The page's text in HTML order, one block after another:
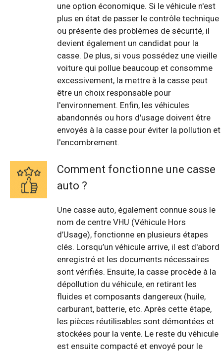
une option économique. Si le véhicule n'est
plus en état de passer le contrôle technique
ou présente des problèmes de sécurité, il
devient également un candidat pour la
casse. De plus, si vous possédez une vieille
voiture qui pollue beaucoup et consomme
excessivement, la mettre à la casse peut
être un choix responsable pour
l'environnement. Enfin, les véhicules
abandonnés ou hors d'usage doivent être
envoyés à la casse pour éviter la pollution et
l'encombrement.
Comment fonctionne une casse
auto ?
Une casse auto, également connue sous le
nom de centre VHU (Véhicule Hors
d’Usage), fonctionne en plusieurs étapes
clés. Lorsqu’un véhicule arrive, il est d'abord
enregistré et les documents nécessaires
sont vérifiés. Ensuite, la casse procède à la
dépollution du véhicule, en retirant les
fluides et composants dangereux (huile,
carburant, batterie, etc. Après cette étape,
les pièces réutilisables sont démontées et
stockées pour la vente. Le reste du véhicule
est ensuite compacté et envoyé pour le